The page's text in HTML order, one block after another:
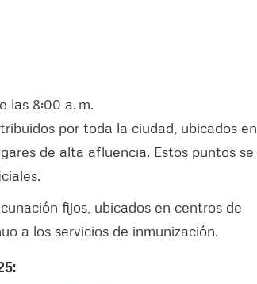
las 8:00 a. m.
por toda la ciudad, ubicados en
de alta afluencia. Estos puntos se
fijos, ubicados en centros de
a los servicios de inmunización.